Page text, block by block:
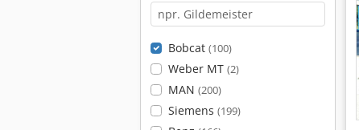
Bobcat (100)
Weber MT (2)
MAN (200)
Siemens (199)